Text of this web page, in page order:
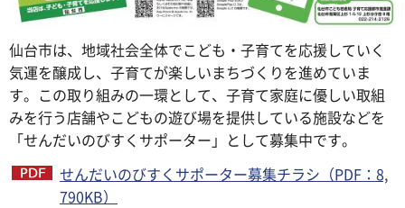
仙台市は、地域社会全体でこども・子育てを応援していく
気運を醸成し、子育てが楽しいまちづくりを進めていま
す。この取り組みの一環として、子育て家庭に優しい取組
みを行う店舗やこどもの遊び場を提供している施設などを
「せんだいのびすくサポーター」として募集中です。
せんだいのびすくサポーター募集チラシ（PDF：8,
790KB）